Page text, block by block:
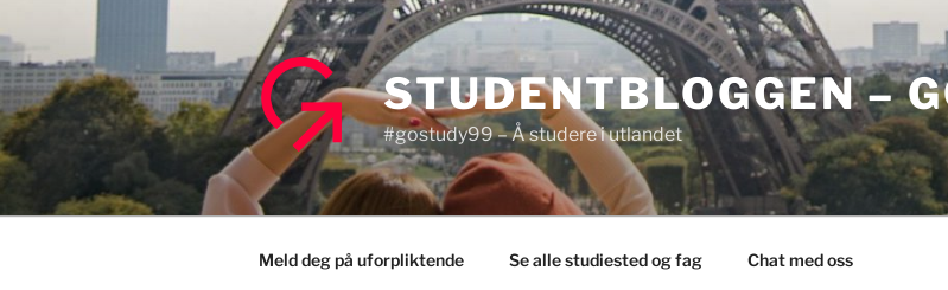
til
innhold
STUDENTBLOGGEN –
#gostudy99 – Å studere i utlandet
Meld deg på uforpliktende Se alle studiested og fag Chat med oss